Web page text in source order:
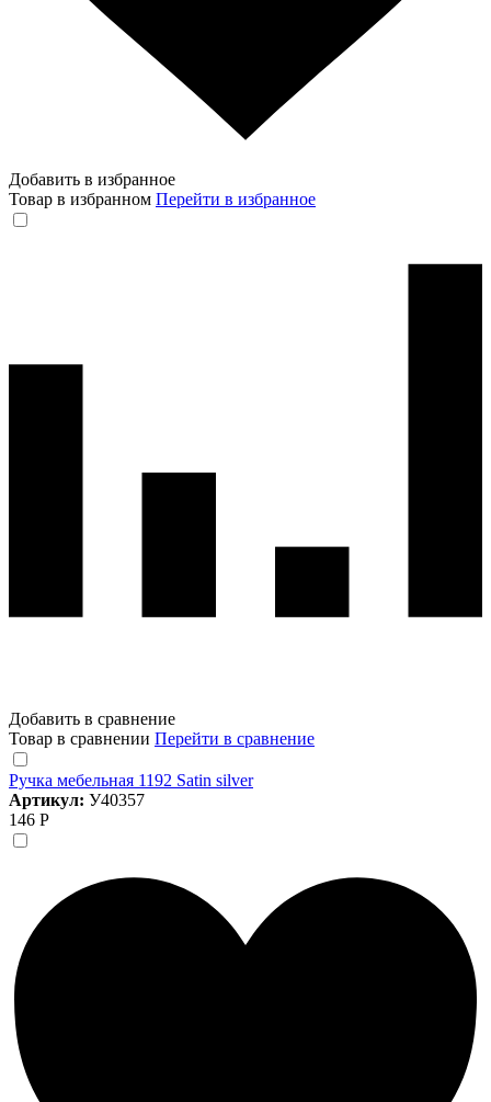
Добавить в избранное
Товар в избранном Перейти в избранное
Добавить в сравнение
Товар в сравнении Перейти в сравнение
Ручка мебельная 1192 Satin silver
Артикул: У40357
146 Р